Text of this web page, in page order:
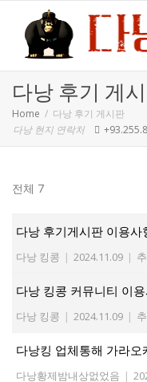
다낭 후기 게
Home
다낭 후기 게시판
다낭 현지 연락처
전체 7
다낭 후기게시판 이용사
다낭 킹콩 | 2024.11.09 |
다낭 킹콩 커뮤니티 이
다낭 킹콩 | 2024.11.09 |
다낭킹 업체통해 가라
다낭황제밤내상없었음 |